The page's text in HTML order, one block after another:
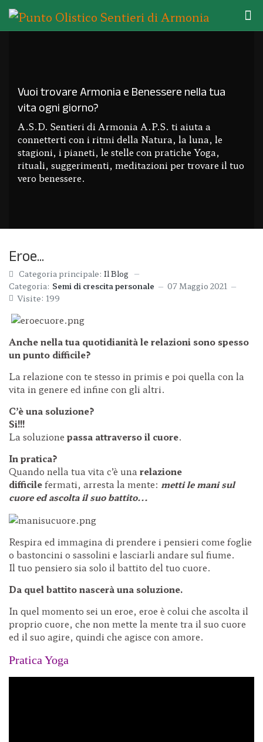
Vuoi trovare Armonia e Benessere nella tua
vita ogni giorno?
A.S.D. Sentieri di Armonia A.P.S. ti aiuta a
connetterti con i ritmi della Natura, la luna, le
stagioni, i pianeti, le stelle con pratiche Yoga,
rituali, suggerimenti, meditazioni per trovare il tuo
vero benessere.
Eroe...
Categoria principale: Il Blog
Categoria: Semi di crescita personale
07 Maggio 2021
Visite: 199
Anche nella tua quotidianitàle relazioni sono spesso
un punto difficile?
La relazione con te stesso in primis e poi quella con la
vita in genere ed infine con gli altri.
C’è una soluzione?
Si!!!
La soluzione passa attraverso il cuore.
In pratica?
Quando nella tua vita c’è una relazione
difficilefermati, arresta la mente: metti le mani sul
cuoreed ascolta il suo battito...
Respira ed immagina di prendere i pensieri come foglie
o bastoncini o sassolini e lasciarli andare sul fiume.
Il tuo pensiero sia solo il battito del tuo cuore.
Da quel battito nascerà una soluzione.
In quel momento sei un eroe, eroe è colui che ascolta il
proprio cuore, che non mette la mente tra il suo cuore
ed il suo agire, quindi che agisce con amore.
Pratica Yoga